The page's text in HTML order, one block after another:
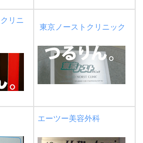
リニ
東京ノーストクリニック
エーツー美容外科